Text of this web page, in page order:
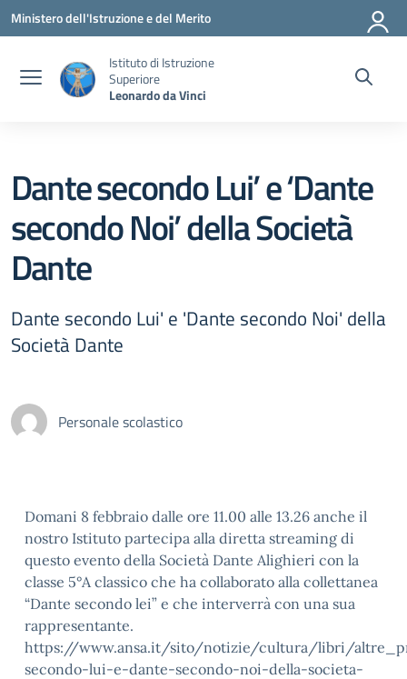
Vai ai contenuti
Vai al menu di navigazione
Vai al footer
Ministero dell'Istruzione e del Merito
Istituto di Istruzione
Superiore
Leonardo da Vinci
Dante secondo Lui’ e ‘Dante
secondo Noi’ della Società
Dante
Dante secondo Lui' e 'Dante secondo Noi' della
Società Dante
Personale scolastico
Domani 8 febbraio dalle ore 11.00 alle 13.26 anche il
nostro Istituto partecipa alla diretta streaming di
questo evento della Società Dante Alighieri con la
classe 5°A classico che ha collaborato alla collettanea
“Dante secondo lei” e che interverrà con una sua
rappresentante.
https://www.ansa.it/sito/notizie/cultura/libri/
secondo-lui-e-dante-secondo-noi-della-societa-